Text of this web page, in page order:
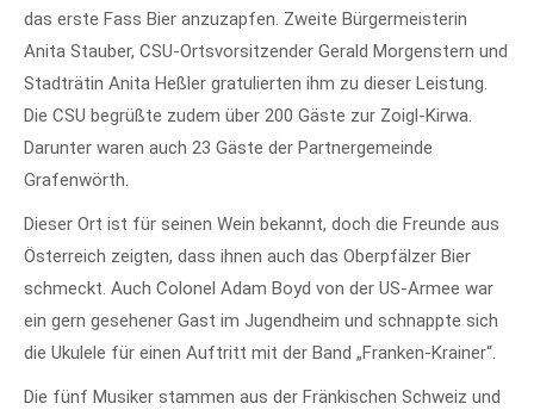
das erste Fass Bier anzuzapfen. Zweite Bürgermeisterin
Anita Stauber, CSU-Ortsvorsitzender Gerald Morgenstern und
Stadträtin Anita Heßler gratulierten ihm zu dieser Leistung.
Die CSU begrüßte zudem über 200 Gäste zur Zoigl-Kirwa.
Darunter waren auch 23 Gäste der Partnergemeinde
Grafenwörth.
Dieser Ort ist für seinen Wein bekannt, doch die Freunde aus
Österreich zeigten, dass ihnen auch das Oberpfälzer Bier
schmeckt. Auch Colonel Adam Boyd von der US-Armee war
ein gern gesehener Gast im Jugendheim und schnappte sich
die Ukulele für einen Auftritt mit der Band „Franken-Krainer“.
Die fünf Musiker stammen aus der Fränkischen Schweiz und